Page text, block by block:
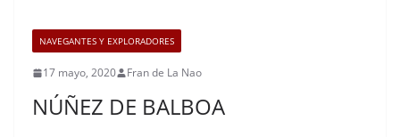
NAVEGANTES Y EXPLORADORES
17 mayo, 2020 Fran de La Nao
NÚÑEZ DE BALBOA